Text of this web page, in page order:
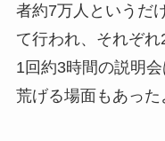
者約7万人というだ
て行われ、それぞれ
1回約3時間の説明
荒げる場面もあった